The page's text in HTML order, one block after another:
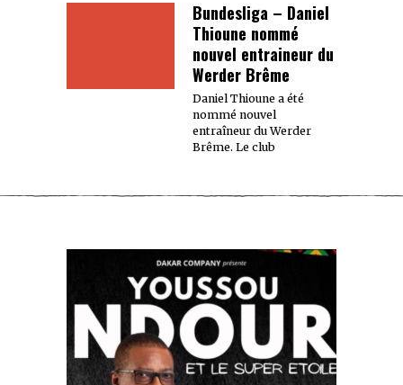
Bundesliga – Daniel
Thioune nommé
nouvel entraineur du
Werder Brême
Daniel Thioune a été
nommé nouvel
entraîneur du Werder
Brême. Le club